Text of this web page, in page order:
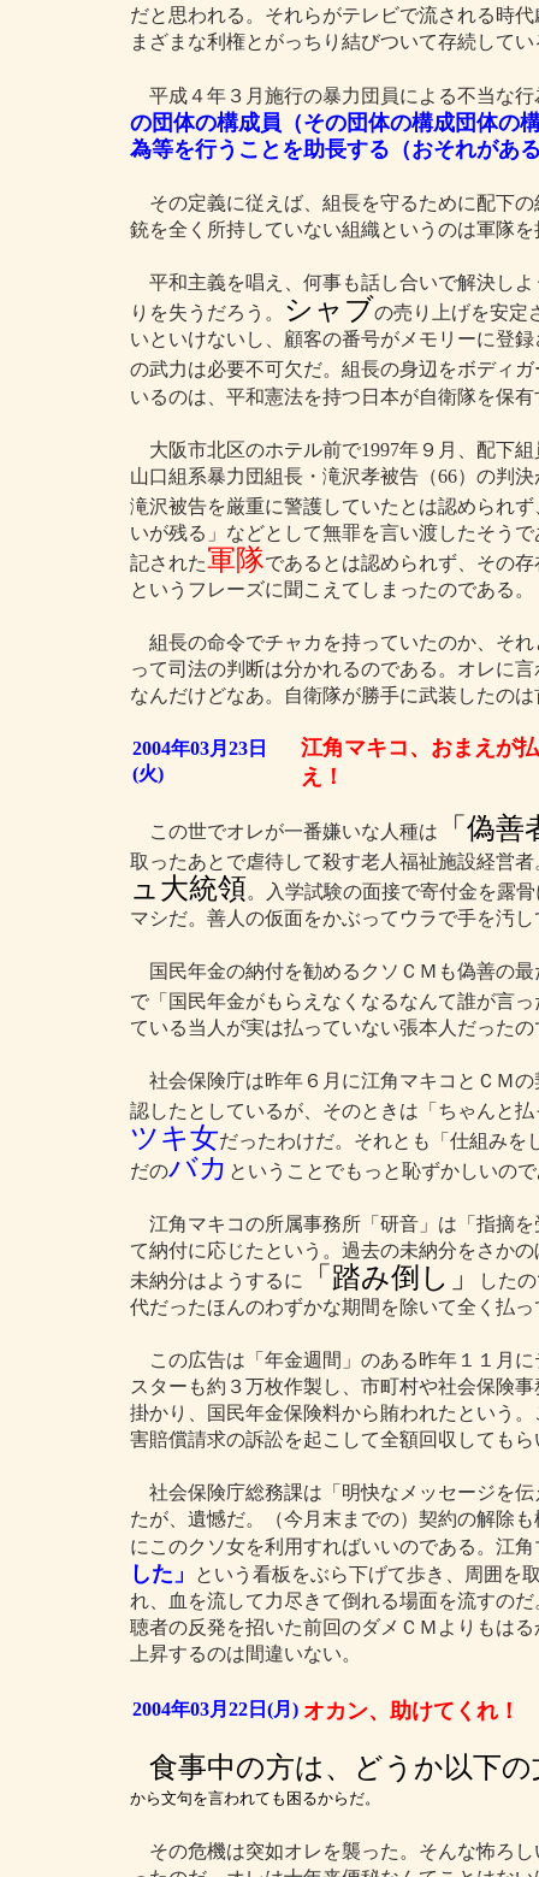
だと思われる。それらがテレビで流される時
まざまな利権とがっちり結びついて存続して
平成４年３月施行の暴力団員による不当な
の団体の構成員（その団体の構成団体の
為等を行うことを助長する（おそれがあ
その定義に従えば、組長を守るために配下
銃を全く所持していない組織というのは軍隊
平和主義を唱え、何事も話し合いで解決し
りを失うだろう。
シャブの売り上げを安定
いといけないし、顧客の番号がメモリーに登
の武力は必要不可欠だ。組長の身辺をボディ
いるのは、平和憲法を持つ日本が自衛隊を保
大阪市北区のホテル前で1997年９月、配下
山口組系暴力団組長・滝沢孝被告（66）の判
滝沢被告を厳重に警護していたとは認められず
いが残る」などとして無罪を言い渡したそう
記された軍隊であるとは認められず、その
というフレーズに聞こえてしまったのである。
組長の命令でチャカを持っていたのか、そ
って司法の判断は分かれるのである。オレに
なんだけどなあ。自衛隊が勝手に武装したの
2004年03月23日
(火)
江角マキコ、おまえが払
え！
この世でオレが一番嫌いな人種は 「偽善
取ったあとで虐待して殺す老人福祉施設経営
ュ大統領。入学試験の面接で寄付金を露
マシだ。善人の仮面をかぶってウラで手を汚
国民年金の納付を勧めるクソＣＭも偽善の
で「国民年金がもらえなくなるなんて誰が言
ている当人が実は払っていない張本人だった
社会保険庁は昨年６月に江角マキコとＣＭ
認したとしているが、そのときは「ちゃんと
ツキ女だったわけだ。それとも「仕組みを
だのバカ ということでもっと恥ずかしいの
江角マキコの所属事務所「研音」は「指摘
て納付に応じたという。過去の未納分をさか
未納分はようするに
「踏み倒し」
した
代だったほんのわずかな期間を除いて全く払
この広告は「年金週間」のある昨年１１月
スターも約３万枚作製し、市町村や社会保険
掛かり、国民年金保険料から賄われたという
害賠償請求の訴訟を起こして全額回収してもら
社会保険庁総務課は「明快なメッセージを
たが、遺憾だ。（今月末までの）契約の解除
にこのクソ女を利用すればいいのである。江
した」
という看板をぶら下げて歩き、周囲を
れ、血を流して力尽きて倒れる場面を流すの
聴者の反発を招いた前回のダメＣＭよりもは
上昇するのは間違いない。
2004年03月22日(月) オカン、助けてくれ！
食事中の方は、どうか以下
から文句を言われても困るからだ。
その危機は突如オレを襲った。そんな怖ろ